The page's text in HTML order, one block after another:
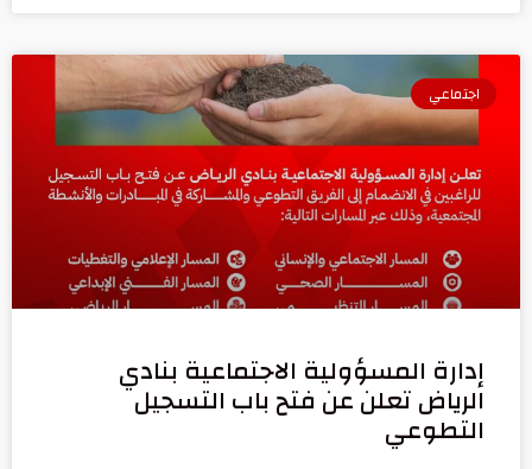
اجتماعي
إدارة المسؤولية الاجتماعية بنادي
الرياض تعلن عن فتح باب التسجيل
التطوعي